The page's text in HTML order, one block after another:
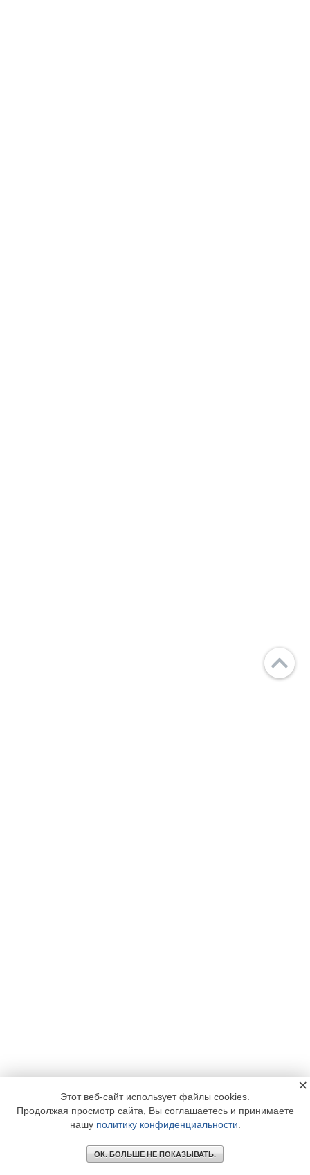
Этот веб-сайт использует файлы cookies.
Продолжая просмотр сайта, Вы соглашаетесь и принимаете
нашу политику конфиденциальности
ОК. БОЛЬШЕ НЕ ПОКАЗЫВАТЬ.
×